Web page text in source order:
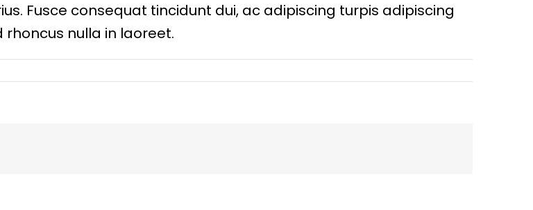
Fusce consequat tincidunt dui, ac adipiscing turpis adipiscing
nulla in laoreet.